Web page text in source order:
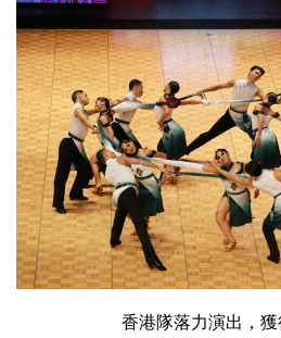
香港隊落力演出，